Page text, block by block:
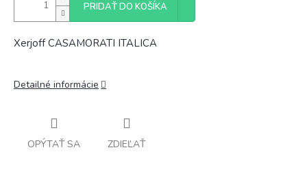
PRIDAŤ DO KOŠÍKA
Xerjoff CASAMORATI ITALICA
Detailné informácie
OPÝTAŤ SA ZDIEĽAŤ